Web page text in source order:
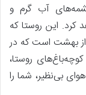
آب گرم و
کرد. این روستا که
بهشت است که در
روستا،
بی‌نظیر، شما را